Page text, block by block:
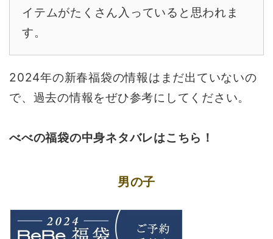
イテムがたくさん入っていると思われま
す。
2024年の新春福袋の情報はまだ出ていないの
で、過去の情報をぜひ参考にしてください。
べべの福袋の中身ネタバレはこちら！
男の子